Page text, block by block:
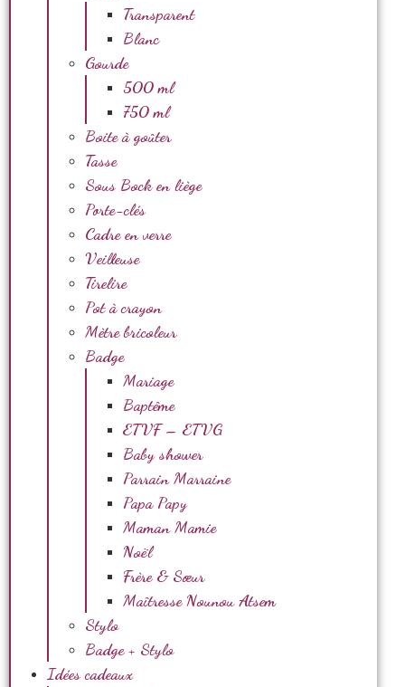
Transparent
Blanc
Gourde
500 ml
750 ml
Boite à goûter
Tasse
Sous Bock en liège
Porte-clés
Cadre en verre
Veilleuse
Tirelire
Pot à crayon
Mètre bricoleur
Badge
Mariage
Baptême
ETVF – ETVG
Baby shower
Parrain Marraine
Papa Papy
Maman Mamie
Noël
Frère & Sœur
Maîtresse Nounou Atsem
Stylo
Badge + Stylo
Idées cadeaux